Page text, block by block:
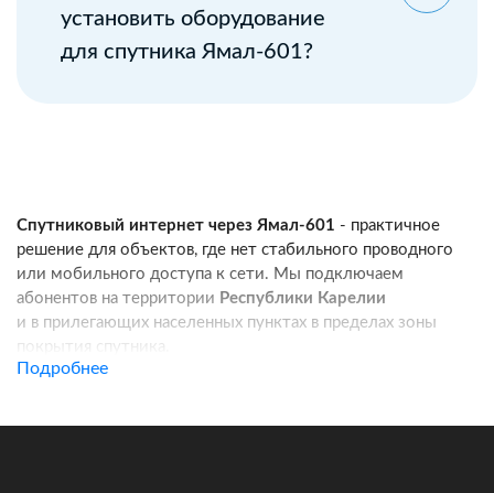
установить оборудование
для спутника Ямал-601?
Спутниковый интернет через Ямал-601 - практичное
решение для объектов, где нет стабильного проводного
или мобильного доступа к сети. Мы подключаем
абонентов на территории Республики Карелии
и в прилегающих населенных пунктах в пределах зоны
покрытия спутника.
Подробнее